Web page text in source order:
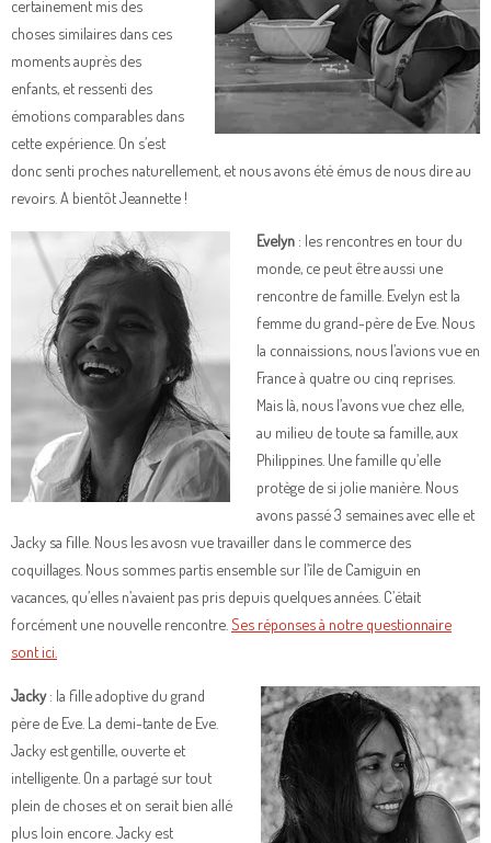
certainement mis des
choses similaires dans ces
moments auprès des
enfants, et ressenti des
émotions comparables dans
cette expérience. On s’est
donc senti proches naturellement, et nous avons été émus de nous dire au
revoirs. A bientôt Jeannette !
Evelyn : les rencontres en tour du
monde, ce peut être aussi une
rencontre de famille. Evelyn est la
femme du grand-père de Eve. Nous
la connaissions, nous l’avions vue en
France à quatre ou cinq reprises.
Mais là, nous l’avons vue chez elle,
au milieu de toute sa famille, aux
Philippines. Une famille qu’elle
protège de si jolie manière. Nous
avons passé 3 semaines avec elle et
Jacky sa fille. Nous les avosn vue travailler dans le commerce des
coquillages. Nous sommes partis ensemble sur l’île de Camiguin en
vacances, qu’elles n’avaient pas pris depuis quelques années. C’était
forcément une nouvelle rencontre. Ses réponses à notre questionnaire
sont ici.
Jacky: la fille adoptive du grand
père de Eve. La demi-tante de Eve.
Jacky est gentille, ouverte et
intelligente. On a partagé sur tout
plein de choses et on serait bien allé
plus loin encore. Jacky est